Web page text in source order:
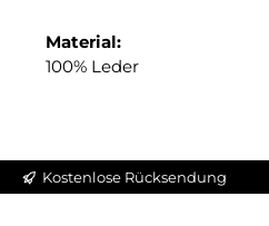
Material:
100% Leder
Kostenlose Rücksendung